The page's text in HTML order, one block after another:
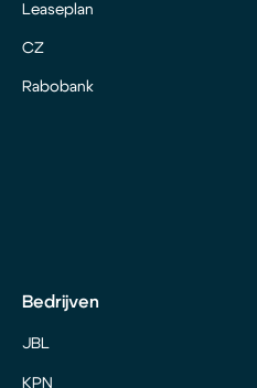
Leaseplan
CZ
Rabobank
Bedrijven
JBL
KPN